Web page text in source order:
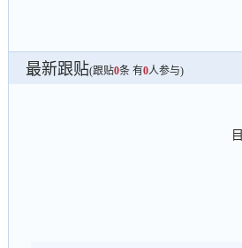
最新跟贴(跟贴0条 有0人参与)